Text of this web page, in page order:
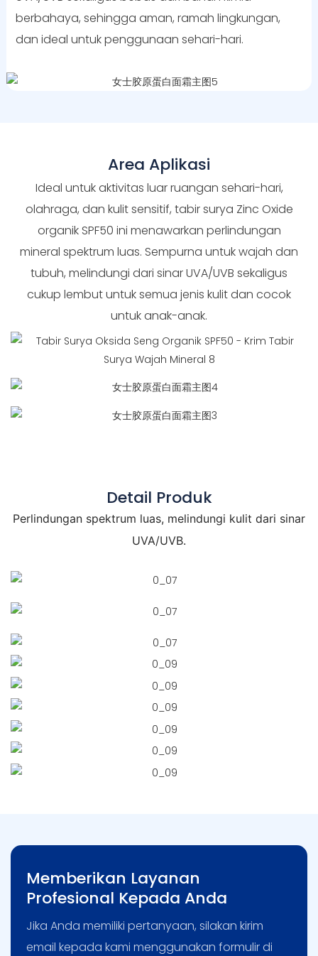
berbahaya, sehingga aman, ramah lingkungan,
dan ideal untuk penggunaan sehari-hari.
Area Aplikasi
Ideal untuk aktivitas luar ruangan sehari-hari,
olahraga, dan kulit sensitif, tabir surya Zinc Oxide
organik SPF50 ini menawarkan perlindungan
mineral spektrum luas. Sempurna untuk wajah dan
tubuh, melindungi dari sinar UVA/UVB sekaligus
cukup lembut untuk semua jenis kulit dan cocok
untuk anak-anak.
Detail Produk
Perlindungan spektrum luas, melindungi kulit dari sinar
UVA/UVB.
Memberikan Layanan
Profesional Kepada Anda
Jika Anda memiliki pertanyaan, silakan kirim
email kepada kami menggunakan formulir di